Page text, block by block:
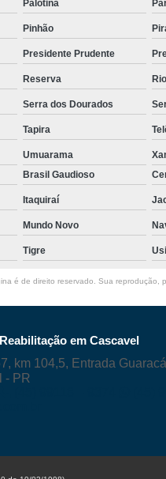
Palotina
Pinhão
Presidente Prudente
Reserva
Serra dos Dourados
Tapira
Umuarama
Brasil Gaudioso
Itaquiraí
Mundo Novo
Tigre
é de direito reservado. Sua reprodução,
em Cascavel
km 104,5, Entrada
- PR